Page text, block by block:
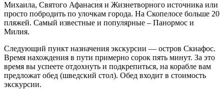
Михаила, Святого Афанасия и Жизнетворного источника или
просто побродить по улочкам города. На Скопелосе больше 20
пляжей. Самый известные и популярные – Панормос и
Милия.
Следующий пункт назначения экскурсии — остров Скиафос.
Время нахождения в пути примерно сорок пять минут. За это
время вы успеете отдохнуть и подкрепиться, на корабле вам
предложат обед (шведский стол). Обед входит в стоимость
экскурсии.